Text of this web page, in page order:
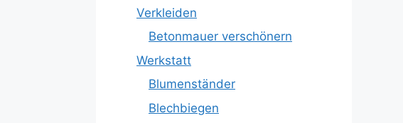
Verkleiden
Betonmauer verschönern
Werkstatt
Blumenständer
Blechbiegen